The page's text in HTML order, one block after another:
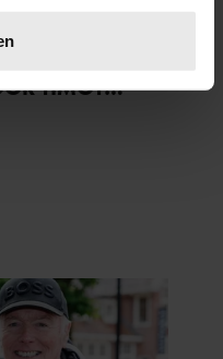
het
en analyse. Deze
of die ze hebben
van hun services. U
u onze website blijft
TIMOTHY